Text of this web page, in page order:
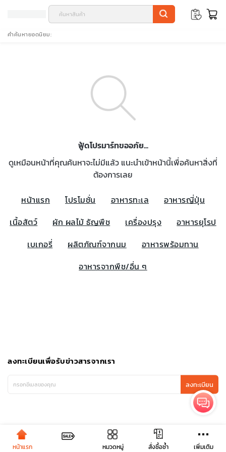
คำค้นหายอดนิยม
ฟู้ดโปรมาร์ทขออภัย...
ดูเหมือนหน้าที่คุณค้นหาจะไม่มีแล้ว แนะนำเข้าหน้านี้เพื่อค้นหาสิ่งที่
ต้องการเลย
หน้าแรก โปรโมชั่น อาหารทะเล
อาหารญี่ปุ่น
เนื้อสัตว์
ผัก ผลไม้ ธัญพืช เครื่องปรุง
อาหารยุโรป
เบเกอรี่
ผลิตภัณฑ์จากนม
อาหารพร้อมทาน
อาหารจากพืช/อื่น ๆ
ลงทะเบียนเพื่อรับข่าวสารจากเรา
ลงทะเบียน
หน้าแรก หมวดหมู่ สั่งซื้อซ้ำ เพิ่มเติม